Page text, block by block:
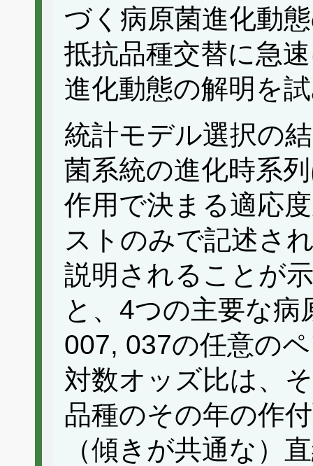
づく病原菌進化動
抵抗品種交替に急
進化動態の解明を
統計モデル選択の
菌系統の進化時系
作用で決まる適応
ストのみで記述さ
説明されることが
と、4つの主要な
007, 037の任意の
対数オッズ比は、
品種のその年の作
（傾きが共通な）